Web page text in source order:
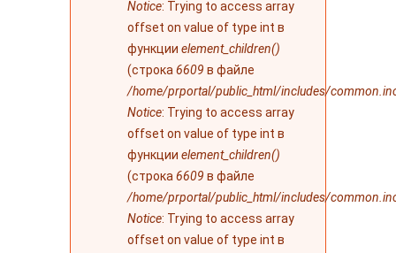
Notice: Trying to access array
offset on value of type int в
функции element_children()
(строка 6609 в файле
/home/prportal/public_html/includes/
Notice: Trying to access array
offset on value of type int в
функции element_children()
(строка 6609 в файле
/home/prportal/public_html/includes/
Notice: Trying to access array
offset on value of type int в